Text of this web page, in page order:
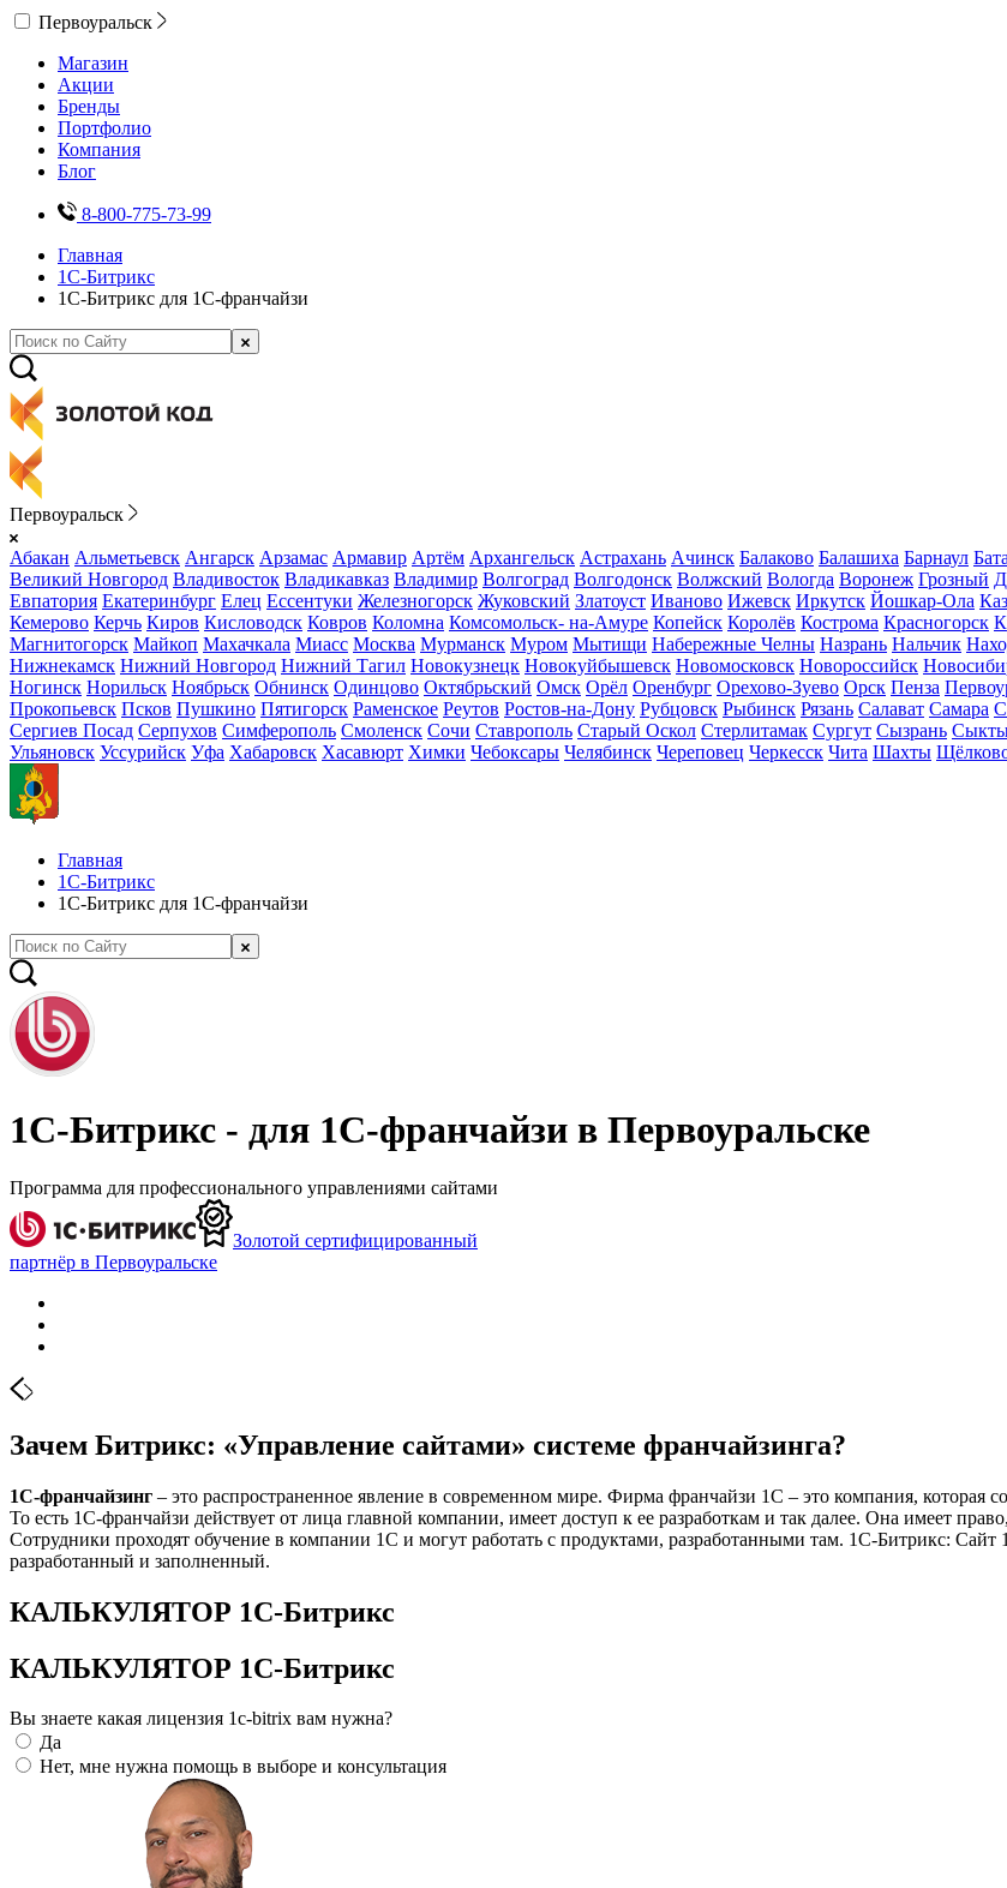
Первоуральск
Магазин
Акции
Бренды
Портфолио
Компания
Блог
8-800-775-73-99
Главная
1С-Битрикс
1С-Битрикс для 1С-франчайзи
Первоуральск
Абакан Альметьевск Ангарск Арзамас Армавир Артём Архангельск Астрахань Ачинск Балаково Балашиха Барнаул
Великий Новгород Владивосток Владикавказ Владимир Волгоград Волгодонск Волжский Вологда Воронеж Грозный
Евпатория Екатеринбург Елец Ессентуки Железногорск Жуковский Златоуст Иваново Ижевск Иркутск Йошкар-Ола
Кемерово Керчь Киров Кисловодск Ковров Коломна Комсомольск- на-Амуре Копейск Королёв Кострома Красногорск
Магнитогорск Майкоп Махачкала Миасс Москва Мурманск Муром Мытищи Набережные Челны Назрань Нальчик
Нижнекамск Нижний Новгород Нижний Тагил Новокузнецк Новокуйбышевск Новомосковск Новороссийск
Ногинск Норильск Ноябрьск Обнинск Одинцово Октябрьский Омск Орёл Оренбург Орехово-Зуево Орск Пенза
Прокопьевск Псков Пушкино Пятигорск Раменское Реутов Ростов-на-Дону Рубцовск Рыбинск Рязань Салават Самара
Сергиев Посад Серпухов Симферополь Смоленск Сочи Ставрополь Старый Оскол Стерлитамак Сургут Сызрань
Ульяновск Уссурийск Уфа Хабаровск Хасавюрт Химки Чебоксары Челябинск Череповец Черкесск Чита Шахты
Главная
1С-Битрикс
1С-Битрикс для 1С-франчайзи
1С-Битрикс - для 1С-франчайзи в Первоуральске
Программа для профессионального управлениями сайтами
Золотой сертифицированный
партнёр в Первоуральске
Зачем Битрикс: «Управление сайтами» системе франчайзинга?
1С-франчайзинг – это распространенное явление в современном мире. Фирма франчайзи 1С – это компания, которая
То есть 1С-франчайзи действует от лица главной компании, имеет доступ к ее разработкам и так далее. Она имеет
Сотрудники проходят обучение в компании 1С и могут работать с продуктами, разработанными там. 1С-Битрикс:
разработанный и заполненный.
КАЛЬКУЛЯТОР 1С-Битрикс
КАЛЬКУЛЯТОР 1С-Битрикс
Вы знаете какая лицензия 1c-bitrix вам нужна?
Да
Нет, мне нужна помощь в выборе и консультация